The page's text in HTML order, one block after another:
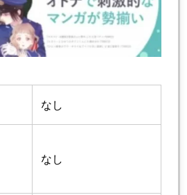
なし
なし